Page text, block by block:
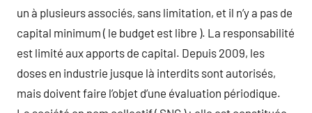
un à plusieurs associés, sans limitation, et il n’y a pas de
capital minimum ( le budget est libre ). La responsabilité
est limité aux apports de capital. Depuis 2009, les
doses en industrie jusque là interdits sont autorisés,
mais doivent faire l’objet d’une évaluation périodique.